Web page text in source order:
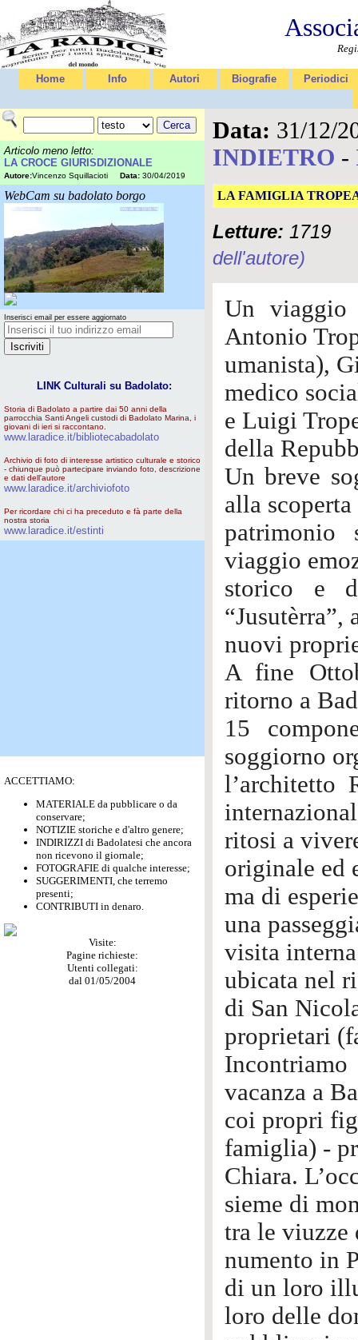
Home Info Autori Biografie Periodici
Articolo meno letto:
LA CROCE GIURISDIZIONALE
Autore:Vincenzo Squillacioti Data: 30/04/2019
WebCam su badolato borgo
Inserisci email per essere aggiornato
LINK Culturali su Badolato:
Storia di Badolato a partire dai 50 anni della
parrocchia Santi Angeli custodi di Badolato Marina, i
giovani di ieri si raccontano.
www.laradice.it/bibliotecabadolato
Archivio di foto di interesse artistico culturale e storico
- chiunque può partecipare inviando foto, descrizione
e dati dell'autore
www.laradice.it/archiviofoto
Per ricordare chi ci ha preceduto e fà parte della
nostra storia
www.laradice.it/estinti
ACCETTIAMO:
MATERIALE da pubblicare o da
conservare;
NOTIZIE storiche e d'altro genere;
INDIRIZZI di Badolatesi che ancora
non ricevono il giornale;
FOTOGRAFIE di qualche interesse;
SUGGERIMENTI, che terremo
presenti;
CONTRIBUTI in denaro.
Visite:
Pagine richieste:
Utenti collegati:
dal 01/05/2004
Data: 31/12/
INDIETRO -
LA FAMIGLIA
Letture: 1719
dell'autore)
Un
Antonio
umanista),
medico
e Luigi
della
Un breve
alla
patrimonio
viaggio
storico e
“Jusutèrra”,
nuovi
A fine
ritorno a
15
soggiorno
l’architetto
ritosi a
originale ed
ma di
una
visita
ubicata nel
di San
proprietari
vacanza a
coi propri
famiglia) -
Chiara.
sieme di
tra le viuzze
numento in
di un loro
loro delle